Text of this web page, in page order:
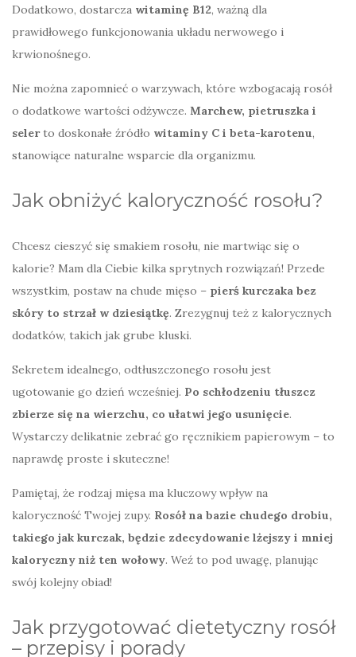
Dodatkowo, dostarcza witaminę B12, ważną dla
prawidłowego funkcjonowania układu nerwowego i
krwionośnego.
Nie można zapomnieć o warzywach, które wzbogacają rosół
o dodatkowe wartości odżywcze. Marchew, pietruszka i
selerto doskonałe źródło witaminy C i beta-karotenu,
stanowiące naturalne wsparcie dla organizmu.
Jak obniżyć kaloryczność rosołu?
Chcesz cieszyć się smakiem rosołu, nie martwiąc się o
kalorie? Mam dla Ciebie kilka sprytnych rozwiązań! Przede
wszystkim, postaw na chude mięso – pierś kurczaka bez
skóry to strzał w dziesiątkę. Zrezygnuj też z kalorycznych
dodatków, takich jak grube kluski.
Sekretem idealnego, odtłuszczonego rosołu jest
ugotowanie go dzień wcześniej. Po schłodzeniu tłuszcz
zbierze się na wierzchu, co ułatwi jego usunięcie.
Wystarczy delikatnie zebrać go ręcznikiem papierowym – to
naprawdę proste i skuteczne!
Pamiętaj, że rodzaj mięsa ma kluczowy wpływ na
kaloryczność Twojej zupy. Rosół na bazie chudego drobiu,
takiego jak kurczak, będzie zdecydowanie lżejszy i mniej
kaloryczny niż ten wołowy. Weź to pod uwagę, planując
swój kolejny obiad!
Jak przygotować dietetyczny rosół
– przepisy i porady